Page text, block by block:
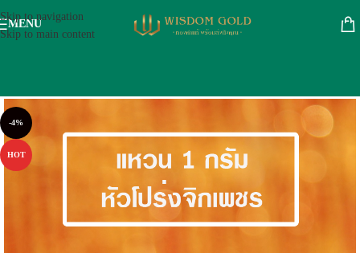
Skip to navigation
Skip to main content
MENU
-4%
HOT